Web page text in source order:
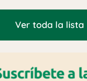
Ver toda la lista